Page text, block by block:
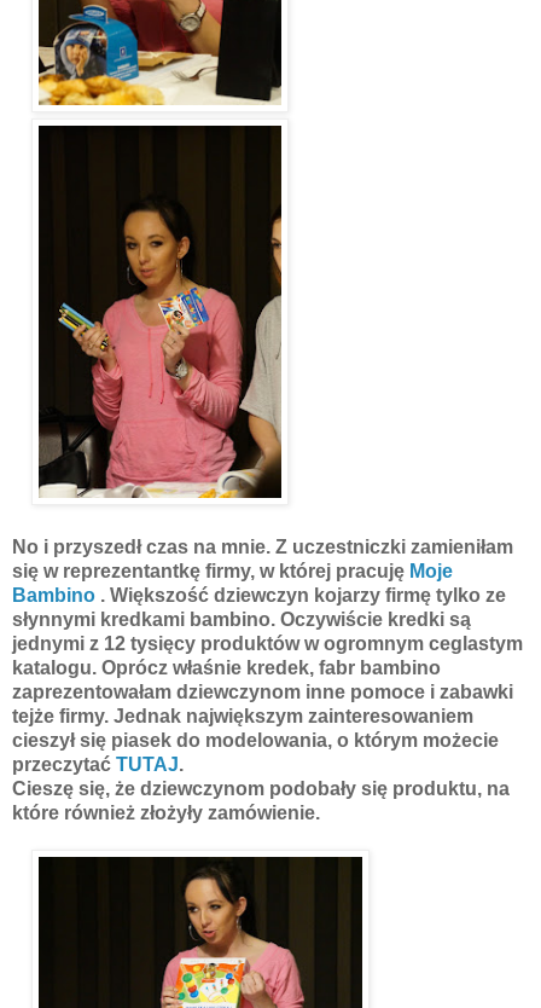
No i przyszedł czas na mnie. Z uczestniczki zamieniłam
się w reprezentantkę firmy, w której pracuję Moje
Bambino . Większość dziewczyn kojarzy firmę tylko ze
słynnymi kredkami bambino. Oczywiście kredki są
jednymi z 12 tysięcy produktów w ogromnym ceglastym
katalogu. Oprócz właśnie kredek, fabr bambino
zaprezentowałam dziewczynom inne pomoce i zabawki
tejże firmy. Jednak największym zainteresowaniem
cieszył się piasek do modelowania, o którym możecie
przeczytać TUTAJ.
Cieszę się, że dziewczynom podobały się produktu, na
które również złożyły zamówienie.